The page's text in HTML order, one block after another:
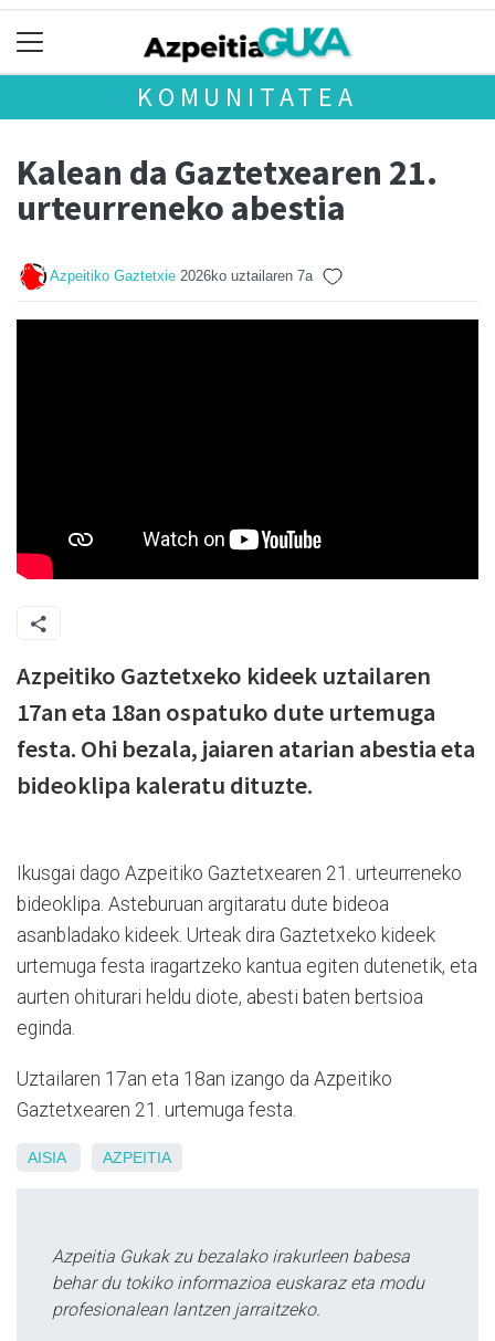
KOMUNITATEA
Kalean da Gaztetxearen 21.
urteurreneko abestia
Azpeitiko Gaztetxie 2026ko uztailaren 7a
Azpeitiko Gaztetxeko kideek uztailaren
17an eta 18an ospatuko dute urtemuga
festa. Ohi bezala, jaiaren atarian abestia eta
bideoklipa kaleratu dituzte.
Ikusgai dago Azpeitiko Gaztetxearen 21. urteurreneko
bideoklipa. Asteburuan argitaratu dute bideoa
asanbladako kideek. Urteak dira Gaztetxeko kideek
urtemuga festa iragartzeko kantua egiten dutenetik, eta
aurten ohiturari heldu diote, abesti baten bertsioa
eginda.
Uztailaren 17an eta 18an izango da Azpeitiko
Gaztetxearen 21. urtemuga festa.
AISIA AZPEITIA
Azpeitia Gukak zu bezalako irakurleen babesa
behar du tokiko informazioa euskaraz eta modu
profesionalean lantzen jarraitzeko.